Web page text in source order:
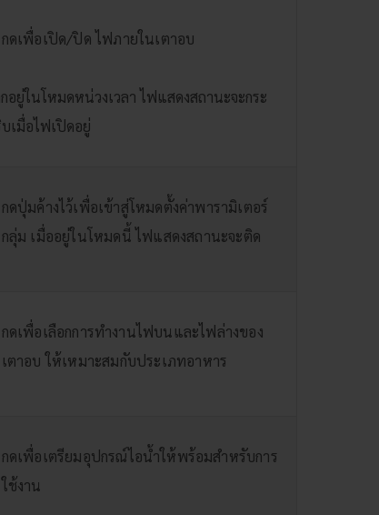
กดเพื่อเปิด/ปิด ไฟภายในเตาอบ
อยู่ในโหมดหน่วงเวลา ไฟแสดงสถานะจะกระ
เมื่อไฟเปิดอยู่
กดปุ่มค้างไว้เพื่อเข้าสู่โหมดตั้งค่าพารามิเตอร์
กลุ่ม เมื่ออยู่ในโหมดนี้ ไฟแสดงสถานะจะติด
กดเพื่อเลือกการทำงานไฟบนและไฟล่างของ
เตาอบ ให้เหมาะสมกับประเภทอาหาร
กดเพื่อเตรียมอุปกรณ์ไอน้ำให้พร้อมสำหรับการ
ใช้งาน